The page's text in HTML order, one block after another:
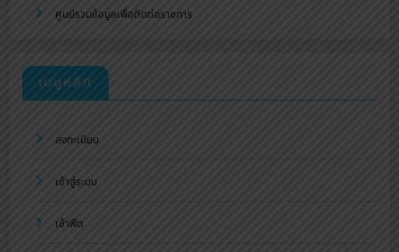
ศูนย์รวมข้อมูลเพื่อติดต่อราชการ
เมนูหลัก
ลงทะเบียน
เข้าสู่ระบบ
เข้าฟีด